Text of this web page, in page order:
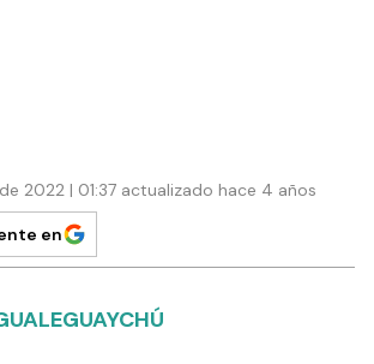
2022 | 01:37 actualizado hace 4 años
en